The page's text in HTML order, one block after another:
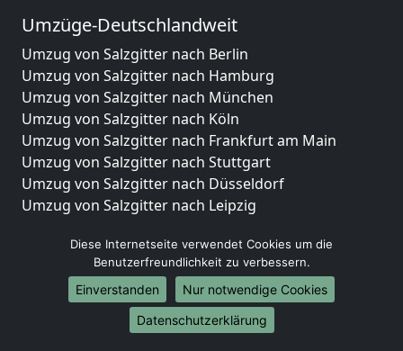
Umzüge-Deutschlandweit
Umzug von Salzgitter nach Berlin
Umzug von Salzgitter nach Hamburg
Umzug von Salzgitter nach München
Umzug von Salzgitter nach Köln
Umzug von Salzgitter nach Frankfurt am Main
Umzug von Salzgitter nach Stuttgart
Umzug von Salzgitter nach Düsseldorf
Umzug von Salzgitter nach Leipzig
Umzug von Salzgitter nach Essen
Umzug von Salzgitter nach Bremen
Umzug von Salzgitter nach Dresden
Umzug von Salzgitter nach Hannover
Umzug von Salzgitter nach Nürnberg
Diese Internetseite verwendet Cookies um die
Benutzerfreundlichkeit zu verbessern.
Einverstanden
Nur notwendige Cookies
Datenschutzerklärung